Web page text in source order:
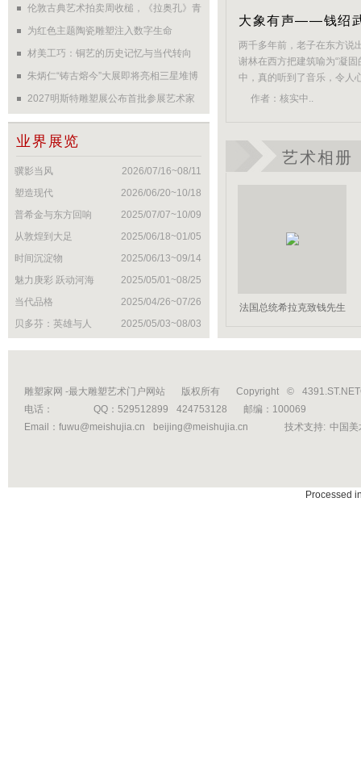
北京大学外语教授，英国文学专家。而作
为钱家的晚辈，钱绍武... [详细+]
伦敦古典艺术拍卖周收槌，《拉奥孔》青
铜雕塑1360万英镑创纪录
为红色主题陶瓷雕塑注入数字生命
材美工巧：铜艺的历史记忆与当代转向
朱炳仁“铸古熔今”大展即将亮相三星堆博
物馆2027明斯特雕塑展公布首批参展艺术家
与展览场地
业界展览
2026/07/16~08/11
骥影当风
2026/06/20~10/18
塑造现代
2025/07/07~10/09
普希金与东方回响
2025/06/18~01/05
从敦煌到大足
2025/06/13~09/14
时间沉淀物
2025/05/01~08/25
魅力庚彩 跃动河海
2025/04/26~07/26
当代品格
2025/05/03~08/03
贝多芬：英雄与人
了...
[详细+]
大象有声——钱绍
两千多年前，老子在东方说
谢林在西方把建筑喻为“凝
中，真的听到了音乐，令
岩石的坚贞，带着火光、
作者： 核实中..
艺术相册
法国总统希拉克致钱先生
雕塑家网 -最大雕塑艺术门户网站 版权所有 Copyright ©
电话：
QQ：529512899 424753128
邮编：100069
Email：fuwu@meishujia.cn
beijing@meishujia.cn 技术支持: 中国美
Processed